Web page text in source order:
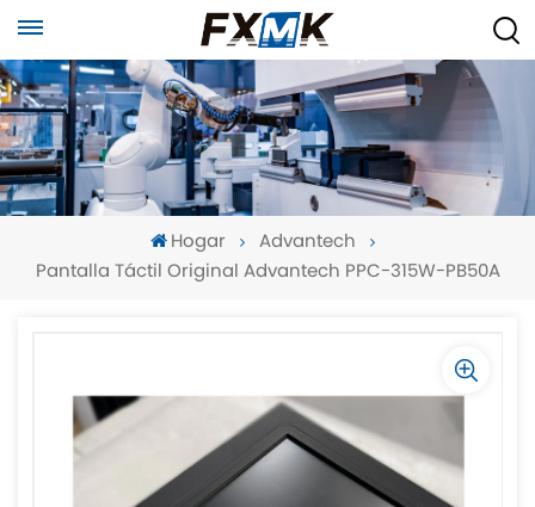
Hogar
Advantech
Pantalla Táctil Original Advantech PPC-315W-PB50A